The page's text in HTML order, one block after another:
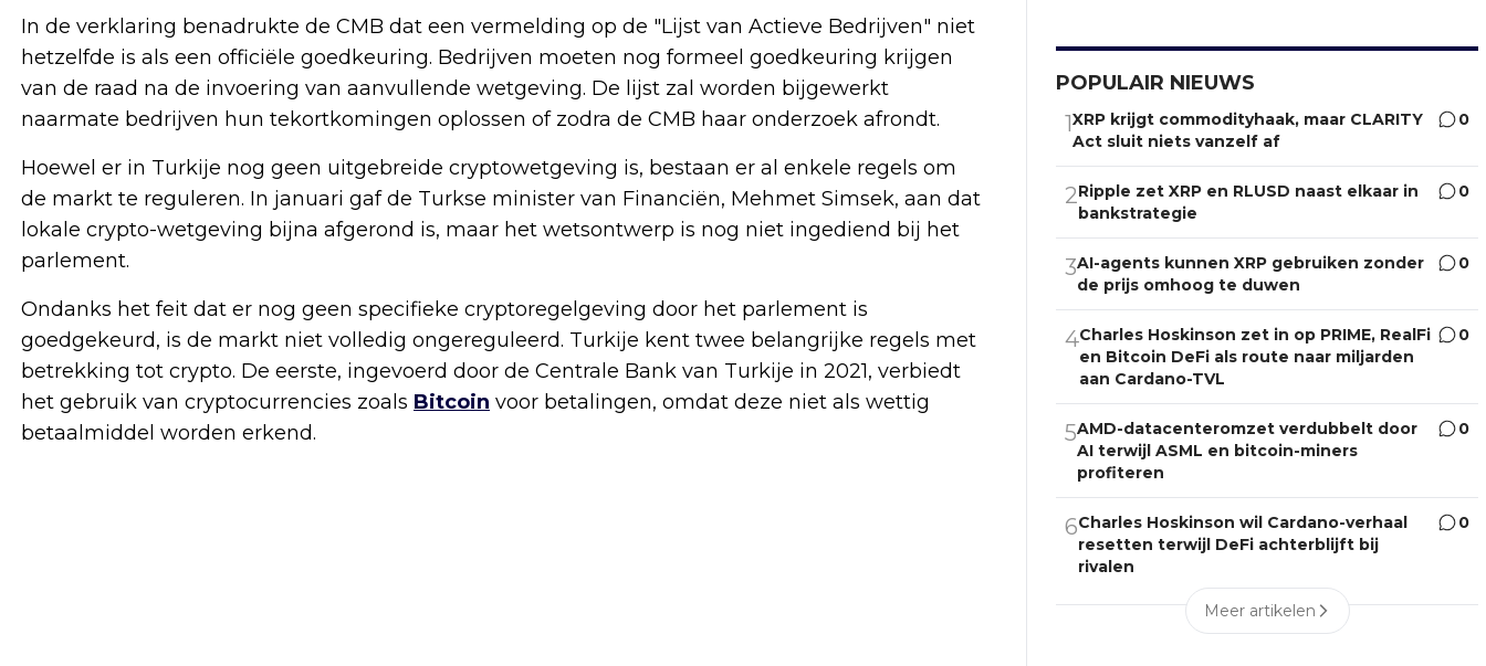
In de verklaring benadrukte de CMB dat een vermelding op de "Lijst van Actieve Bedrijven" niet
hetzelfde is als een officiële goedkeuring. Bedrijven moeten nog formeel goedkeuring krijgen
van de raad na de invoering van aanvullende wetgeving. De lijst zal worden bijgewerkt
naarmate bedrijven hun tekortkomingen oplossen of zodra de CMB haar onderzoek afrondt.
Hoewel er in Turkije nog geen uitgebreide cryptowetgeving is, bestaan er al enkele regels om
de markt te reguleren. In januari gaf de Turkse minister van Financiën, Mehmet Simsek, aan dat
lokale crypto-wetgeving bijna afgerond is, maar het wetsontwerp is nog niet ingediend bij het
parlement.
Ondanks het feit dat er nog geen specifieke cryptoregelgeving door het parlement is
goedgekeurd, is de markt niet volledig ongereguleerd. Turkije kent twee belangrijke regels met
betrekking tot crypto. De eerste, ingevoerd door de Centrale Bank van Turkije in 2021, verbiedt
het gebruik van cryptocurrencies zoals Bitcoin voor betalingen, omdat deze niet als wettig
betaalmiddel worden erkend.
POPULAIR NIEUWS
1XRP krijgt commodityhaak, maar CLARITY
Act sluit niets vanzelf af
0
2Ripple zet XRP en RLUSD naast elkaar in
bankstrategie
0
3AI-agents kunnen XRP gebruiken zonder
de prijs omhoog te duwen
0
4Charles Hoskinson zet in op PRIME, RealFi
en Bitcoin DeFi als route naar miljarden
aan Cardano-TVL
0
5AMD-datacenteromzet verdubbelt door
AI terwijl ASML en bitcoin-miners
profiteren
0
6Charles Hoskinson wil Cardano-verhaal
resetten terwijl DeFi achterblijft bij
rivalen
0
Meer artikelen